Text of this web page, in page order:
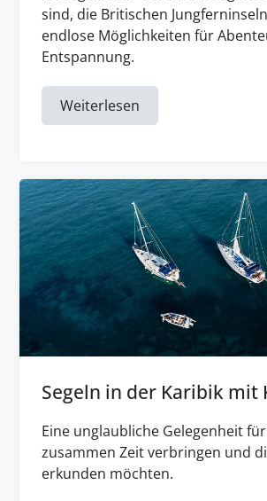
sind, die Britischen
endlose Möglichkeiten für
Entspannung.
Weiterlesen
Segeln in der Karibik mit
Eine unglaubliche Gelegenheit
zusammen Zeit verbringen und
erkunden möchten.